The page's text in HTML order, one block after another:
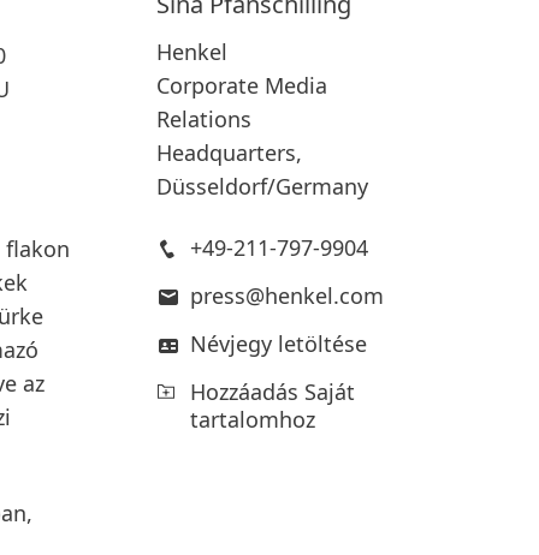
flakon
az
Henkel
Corporate Media
Relations
Headquarters,
Düsseldorf/Germany
+49-211-797-9904
press@henkel.com
Névjegy letöltése
Hozzáadás Saját
tartalomhoz